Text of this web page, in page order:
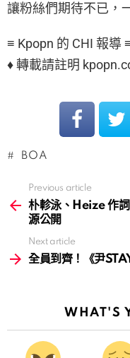
讓粉絲們期待不已，
≡ Kpopn 的 CHI 報導
♦ 轉載請註明
BOA
more
Previous article
朴軫泳、Heize 作
源公開
Next article
全員到齊！《尹
WHAT'S